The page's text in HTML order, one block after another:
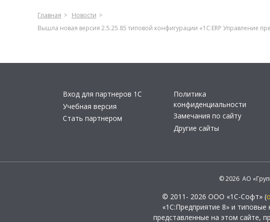
Главная
Новости
Вышла новая версия 2.5.25.85 типовой конфигурации «1С:ERP Управление
Вход для партнеров 1С
Учебная версия
Стать партнером
Политика
конфиденциальности
Замечания по сайту
Другие сайты
© 2026 АО
© 2011- 2026 ООО «1С-Софт» (
«1С:Предприятие 8» и
представленные на этом сайте,